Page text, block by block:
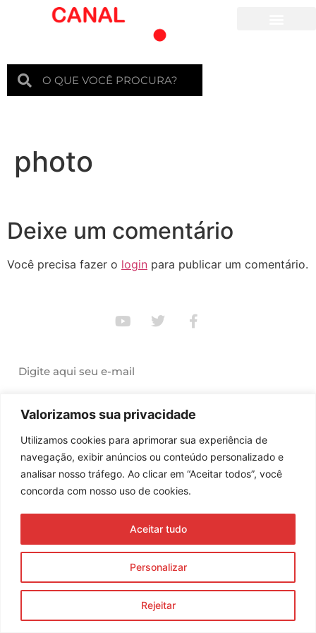
Valorizamos sua privacidade
Utilizamos cookies para aprimorar sua experiência de
navegação, exibir anúncios ou conteúdo personalizado e
analisar nosso tráfego. Ao clicar em “Aceitar todos”, você
concorda com nosso uso de cookies.
Personalizar
Rejeitar
Aceitar tudo
photo
Deixe um comentário
Você precisa fazer o login para publicar um comentário.
Enviar
© 2023 Morente Forte. Todos os direitos reservados
Política de Privacidade e Termos de Uso